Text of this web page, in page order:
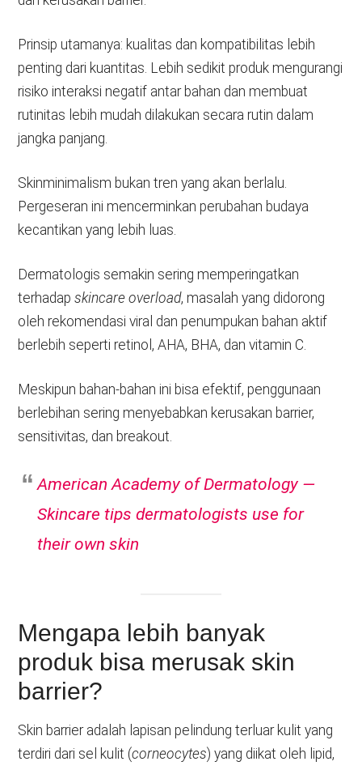
Prinsip utamanya: kualitas dan kompatibilitas lebih
penting dari kuantitas. Lebih sedikit produk mengurangi
risiko interaksi negatif antar bahan dan membuat
rutinitas lebih mudah dilakukan secara rutin dalam
jangka panjang.
Skinminimalism bukan tren yang akan berlalu.
Pergeseran ini mencerminkan perubahan budaya
kecantikan yang lebih luas.
Dermatologis semakin sering memperingatkan
terhadapskincare overload, masalah yang didorong
oleh rekomendasi viral dan penumpukan bahan aktif
berlebih seperti retinol, AHA, BHA, dan vitamin C.
Meskipun bahan-bahan ini bisa efektif, penggunaan
berlebihan sering menyebabkan kerusakan barrier,
sensitivitas, dan breakout.
American Academy of Dermatology —
Skincare tips dermatologists use for
their own skin
Mengapa lebih banyak
produk bisa merusak skin
barrier?
Skin barrier adalah lapisan pelindung terluar kulit yang
terdiri dari sel kulit (corneocytes) yang diikat oleh lipid,